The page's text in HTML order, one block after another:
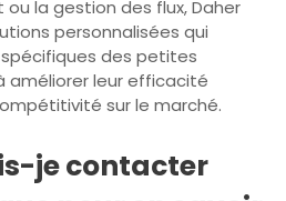
la gestion des flux, Daher
personnalisées qui
des petites
améliorer leur efficacité
sur le marché.
je contacter